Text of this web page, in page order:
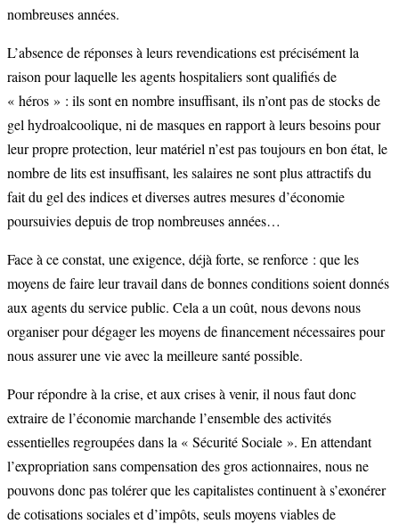
nombreuses années.
L’absence de réponses à leurs revendications est précisément la
raison pour laquelle les agents hospitaliers sont qualifiés de
« héros » : ils sont en nombre insuffisant, ils n’ont pas de stocks de
gel hydroalcoolique, ni de masques en rapport à leurs besoins pour
leur propre protection, leur matériel n’est pas toujours en bon état, le
nombre de lits est insuffisant, les salaires ne sont plus attractifs du
fait du gel des indices et diverses autres mesures d’économie
poursuivies depuis de trop nombreuses années…
Face à ce constat, une exigence, déjà forte, se renforce : que les
moyens de faire leur travail dans de bonnes conditions soient donnés
aux agents du service public. Cela a un coût, nous devons nous
organiser pour dégager les moyens de financement nécessaires pour
nous assurer une vie avec la meilleure santé possible.
Pour répondre à la crise, et aux crises à venir, il nous faut donc
extraire de l’économie marchande l’ensemble des activités
essentielles regroupées dans la « Sécurité Sociale ». En attendant
l’expropriation sans compensation des gros actionnaires, nous ne
pouvons donc pas tolérer que les capitalistes continuent à s’exonérer
de cotisations sociales et d’impôts, seuls moyens viables de